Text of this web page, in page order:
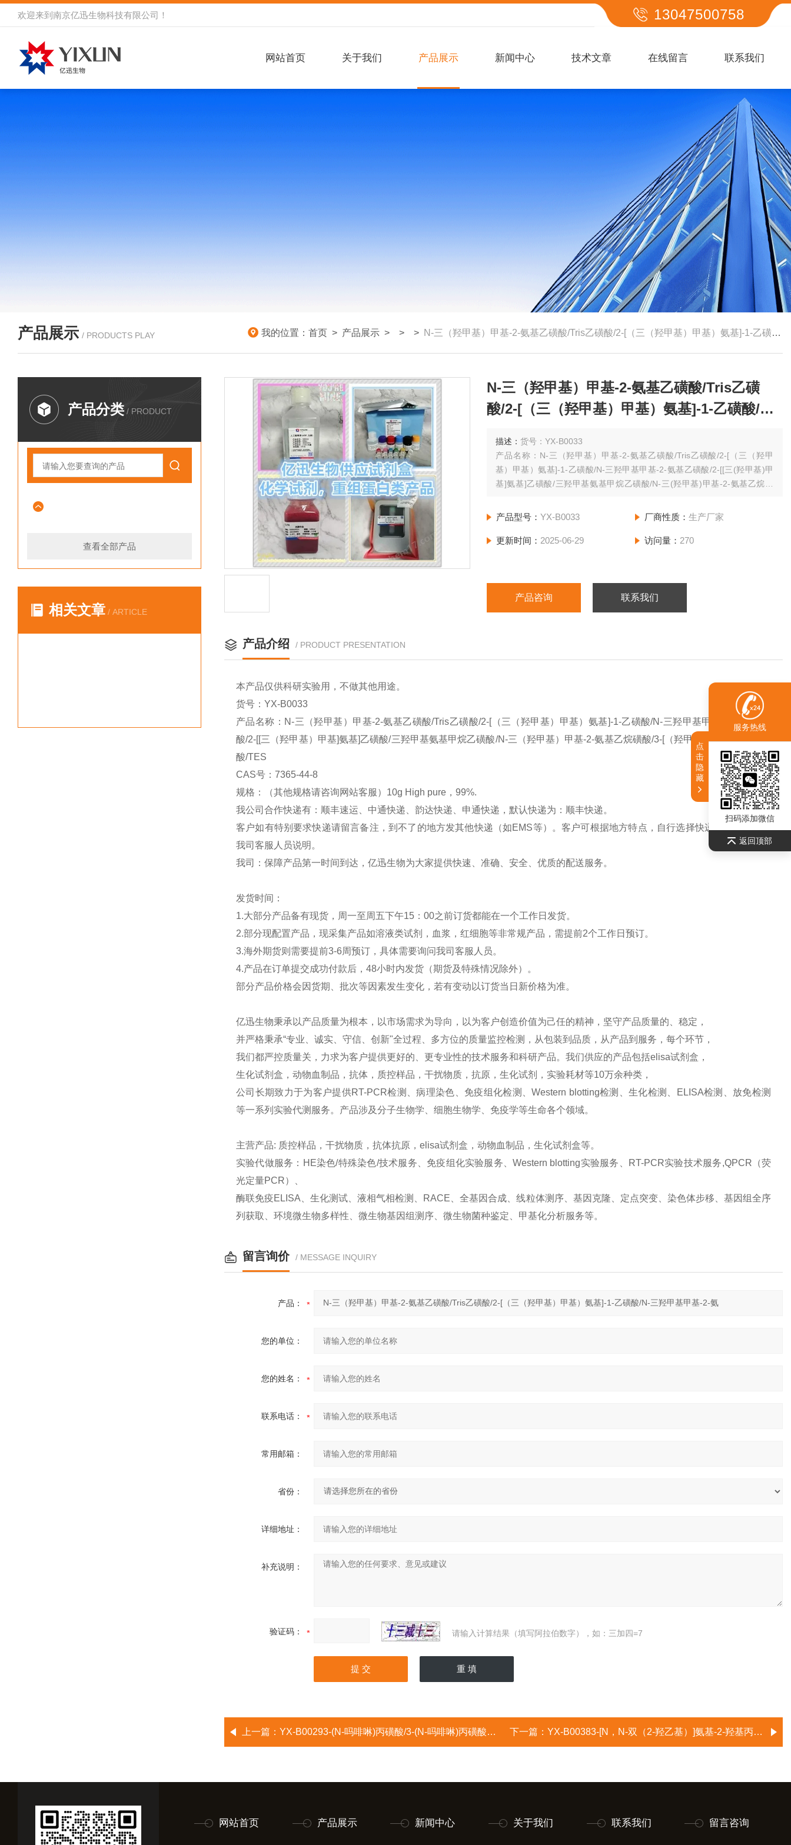
欢迎来到 南京亿迅生物科技有限公司 ！ 13047500758
网站首页 关于我们 产品展示 新闻中心 技术文章 在线留言 联系我们
产品展示 / PRODUCTS PLAY 我的位置： 首页 > 产品展示 > > > N-三（羟甲基）甲基-2-氨基乙磺酸/Tris乙磺酸/2-[（三（羟甲基）甲基）氨基]-1-乙磺酸/N-三羟甲基甲基-2-氨
产品分类 / PRODUCT
查看全部产品
相关文章 / ARTICLE
N-三（羟甲基）甲基-2-氨基乙磺酸/Tris乙磺
酸/2-[（三（羟甲基）甲基）氨基]-1-乙磺酸/N-
描述：货号：YX-B0033
产品名称：N-三（羟甲基）甲基-2-氨基乙磺酸/Tris乙磺酸/2-[（三（羟甲
基）甲基）氨基]-1-乙磺酸/N-三羟甲基甲基-2-氨基乙磺酸/2-[[三(羟甲基)甲
基]氨基]乙磺酸/三羟甲基氨基甲烷乙磺酸/N-三(羟甲基)甲基-2-氨基乙烷磺
CAS号：7365-44-8
产品型号：YX-B0033 厂商性质： 生产厂家
更新时间： 2025-06-29 访问量： 270
产品咨询 联系我们
产品介绍 / PRODUCT PRESENTATION
本产品仅供科研实验用，不做其他用途。
货号：YX-B0033
产品名称：N-三（羟甲基）甲基-2-氨基乙磺酸/Tris乙磺酸/2-[（三（羟甲基）甲基）氨基]-1-乙磺酸/N-三羟甲基甲基-2-氨基乙磺
酸/2-[[三（羟甲基）甲基]氨基]乙磺酸/三羟甲基氨基甲烷乙磺酸/N-三（羟甲基）甲基-2-氨基乙烷磺酸/3-[（羟甲基）甲基胺]乙烷磺
酸/TES
CAS号：7365-44-8
规格：（其他规格请咨询网站客服）10g High pure，99%.
我公司合作快递有：顺丰速运、中通快递、韵达快递、申通快递，默认快递为：顺丰快递。
客户如有特别要求快递请留言备注，到不了的地方发其他快递（如EMS等）。客户可根据地方特点，自行选择快递公司，请联系
我司客服人员说明。
我司：保障产品第一时间到达，亿迅生物为大家提供快速、准确、安全、优质的配送服务。
发货时间：
1.大部分产品备有现货，周一至周五下午15：00之前订货都能在一个工作日发货。
2.部分现配置产品，现采集产品如溶液类试剂，血浆，红细胞等非常规产品，需提前2个工作日预订。
3.海外期货则需要提前3-6周预订，具体需要询问我司客服人员。
4.产品在订单提交成功付款后，48小时内发货（期货及特殊情况除外）。
部分产品价格会因货期、批次等因素发生变化，若有变动以订货当日新价格为准。
亿迅生物秉承以产品质量为根本，以市场需求为导向，以为客户创造价值为己任的精神，坚守产品质量的、稳定，
并严格秉承“专业、诚实、守信、创新"全过程、多方位的质量监控检测，从包装到品质，从产品到服务，每个环节，
我们都严控质量关，力求为客户提供更好的、更专业性的技术服务和科研产品。我们供应的产品包括elisa试剂盒，
生化试剂盒，动物血制品，抗体，质控样品，干扰物质，抗原，生化试剂，实验耗材等10万余种类，
公司长期致力于为客户提供RT-PCR检测、病理染色、免疫组化检测、Western blotting检测、生化检测、ELISA检测、放免检测
等一系列实验代测服务。产品涉及分子生物学、细胞生物学、免疫学等生命各个领域。
主营产品: 质控样品，干扰物质，抗体抗原，elisa试剂盒，动物血制品，生化试剂盒等。
实验代做服务：HE染色/特殊染色/技术服务、免疫组化实验服务、Western blotting实验服务、RT-PCR实验技术服务,QPCR（荧
光定量PCR）、
酶联免疫ELISA、生化测试、液相气相检测、RACE、全基因合成、线粒体测序、基因克隆、定点突变、染色体步移、基因组全序
列获取、环境微生物多样性、微生物基因组测序、微生物菌种鉴定、甲基化分析服务等。
留言询价 / MESSAGE INQUIRY
产品：
您的单位：
您的姓名：
联系电话：
常用邮箱：
省份：
详细地址：
补充说明：
验证码： 请输入计算结果（填写阿拉伯数字），如：三加四=7
上一篇： YX-B00293-(N-吗啡啉)丙磺酸/3-(N-吗啡啉)丙磺酸/4-丙磺酸基吗啉/3-吗啉丙磺酸/4-吗啡啉丙烷磺酸/4-磺酸丙基吗啉/3 下一篇： YX-B00383-[N，N-双（2-羟乙基）]氨基-2-羟基丙磺酸/3-双(2-羟乙基)氨基-2-羟基丙磺酸/3-[N,N-二(羟乙基)氨基]-2-羟
网站首页 产品展示 新闻中心 关于我们 联系我们 留言咨询
服务热线
扫码添加微信
返回顶部
点
击
隐
藏